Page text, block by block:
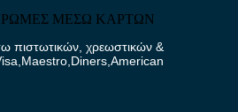
ΜΕΣΩ ΚΑΡΤΩΝ
πιστωτικών, χρεωστικών &